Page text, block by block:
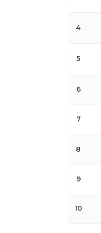
4
5
6
7
8
9
10